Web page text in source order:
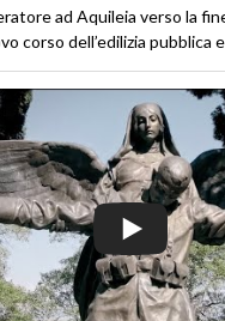
ad Aquileia verso la
corso dell’edilizia pubblica